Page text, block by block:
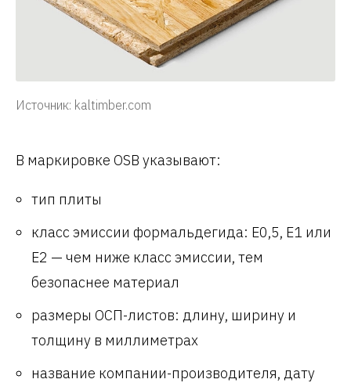
Источник: kaltimber.com
В маркировке OSB указывают:
тип плиты
класс эмиссии формальдегида: Е0,5, Е1 или
Е2 — чем ниже класс эмиссии, тем
безопаснее материал
размеры ОСП-листов: длину, ширину и
толщину в миллиметрах
название компании-производителя, дату